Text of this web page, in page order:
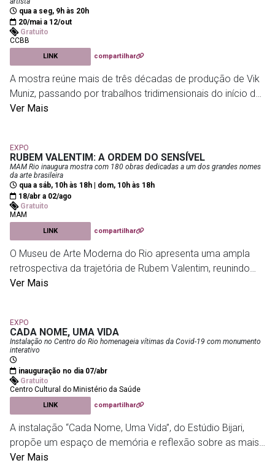
propondo uma leitura ampliada da arte contemporânea a
partir de cosmologias e modos de existência diversos. Em
diálogo com questões territoriais, políticas e
epistemológicas, o projeto confronta visões
universalizantes e inscreve essas produções como
práticas vivas de pensamento e criação. A exposição
também destaca o protagonismo de mulheres indígenas e
articula diferentes temporalidades, reunindo obras
experiência do público, criando um campo sensorial e
simbólico de imersão.
FGV- Praia de Botafogo, 190 - Botafogo
qua a seg, 9h às 20h
20/mai a 12/out
Gratuito
CCBB
LINK compartilhar
A mostra reúne mais de três décadas de produção de Vik
Muniz, passando por trabalhos tridimensionais do início de
sua carreira, séries fotográficas consagradas e obras
a força conceitual e visual de um dos principais nomes da
arte contemporânea brasileira.
CCBB- Av. Primeiro de Março, 66
Ver Mais
EXPO
RUBEM VALENTIM: A ORDEM DO SENSÍVEL
MAM Rio inaugura mostra com 180 obras dedicadas a um dos grandes nomes
da arte brasileira
qua a sáb, 10h às 18h | dom, 10h às 18h
18/abr a 02/ago
Gratuito
MAM
LINK compartilhar
O Museu de Arte Moderna do Rio apresenta uma ampla
retrospectiva da trajetória de Rubem Valentim, reunindo
pinturas, relevos, esculturas e instalações que atravessam
marcada pela geometria e por símbolos ligados às
matrizes afro-brasileiras e indígenas. Organizada em
núcleos que acompanham as cidades que marcaram sua
vida e carreira, a mostra revela como o artista
transformou referências culturais e espirituais em uma
obra de forte identidade estética e alcance universal.
MAM- Av. Infante Dom Henrique, 85 - Parque do Flamengo
Ver Mais
EXPO
CADA NOME, UMA VIDA
Instalação no Centro do Rio homenageia vítimas da Covid-19 com monumento
interativo
inauguração no dia 07/abr
Gratuito
Centro Cultural do Ministério da Saúde
LINK compartilhar
A instalação “Cada Nome, Uma Vida”, do Estúdio Bijari,
propõe um espaço de memória e reflexão sobre as mais
de 716 mil vidas perdidas durante a pandemia de Covid-19
Ver Mais